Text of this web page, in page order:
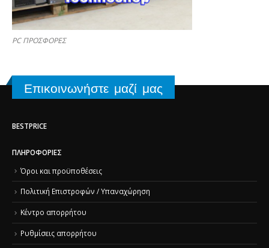
PC ΠΡΟΣΦΟΡΕΣ
Επικοινωνήστε μαζί μας
BESTPRICE
ΠΛΗΡΟΦΟΡΊΕΣ
Όροι και προϋποθέσεις
Πολιτική Επιστροφών / Υπαναχώρηση
Κέντρο απορρήτου
Ρυθμίσεις απορρήτου